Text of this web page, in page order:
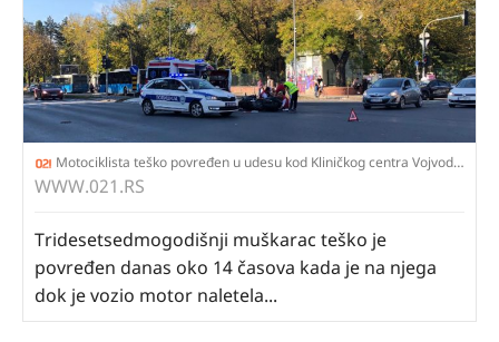
Motociklista teško povređen u udesu kod Kliničkog centra Vojvodine | Novosadski informativni portal 021
WWW.021.RS
Tridesetsedmogodišnji muškarac teško je
povređen danas oko 14 časova kada je na njega
dok je vozio motor naletela...